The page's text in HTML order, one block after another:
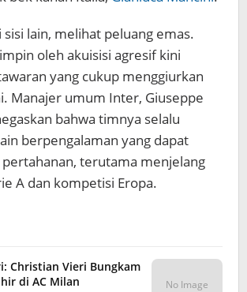
lain, melihat peluang emas.
oleh akuisisi agresif kini
yang cukup menggiurkan
Manajer umum Inter, Giuseppe
bahwa timnya selalu
berpengalaman yang dapat
terutama menjelang
A dan kompetisi Eropa.
Christian Vieri Bungkam
di AC Milan
No Image